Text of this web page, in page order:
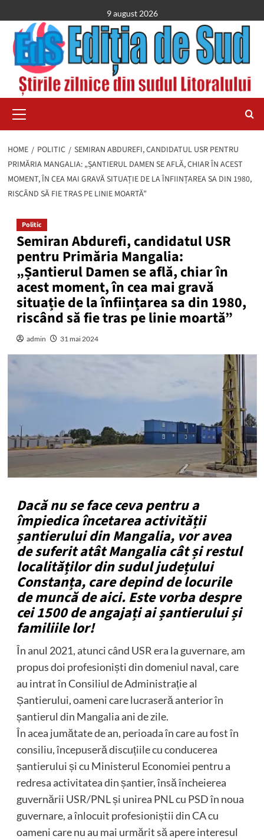
to
content
9 august 2026
Menu
HOME POLITIC
SEMIRAN ABDUREFI, CANDIDATUL USR PENTRU
PRIMĂRIA MANGALIA: „ȘANTIERUL DAMEN SE AFLĂ, CHIAR ÎN ACEST
MOMENT, ÎN CEA MAI GRAVĂ SITUAȚIE DE LA ÎNFIINȚAREA SA DIN 1980,
RISCÂND SĂ FIE TRAS PE LINIE MOARTĂ”
Politic
Semiran Abdurefi, candidatul USR
pentru Primăria Mangalia:
„Șantierul Damen se află, chiar în
acest moment, în cea mai gravă
situație de la înființarea sa din 1980,
riscând să fie tras pe linie moartă”
admin 31 mai 2024
Dacă nu se face ceva pentru a
împiedica încetarea activității
șantierului din Mangalia, vor avea
de suferit atât Mangalia cât și restul
localităților din sudul județului
Constanța, care depind de locurile
de muncă de aici. Este vorba despre
cei 1500 de angajați ai șantierului și
familiile lor!
În anul 2021, atunci când USR era la guvernare, am
propus doi profesioniști din domeniul naval, care
au intrat în Consiliul de Administrație al
Șantierului, oameni care lucraseră anterior în
șantierul din Mangalia ani de zile.
În acea jumătate de an, perioada în care au fost în
consiliu, începuseră discuțiile cu conducerea
șantierului și cu Ministerul Economiei pentru a
redresa activitatea din șantier, însă încheierea
guvernării USR/PNL și unirea PNL cu PSD în noua
guvernare, a înlocuit profesioniștii din CA cu
oameni care nu au mai urmărit să apere interesul